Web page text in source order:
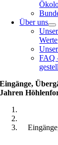
Über uns
Werte
FAQ
Eingänge,
Jahren